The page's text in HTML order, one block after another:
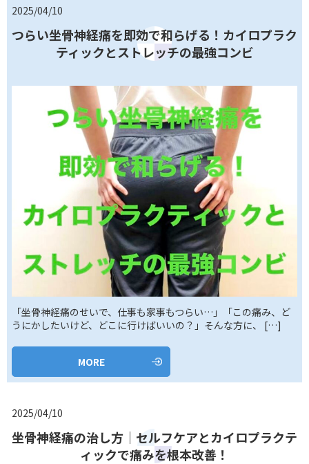
2025/04/10
つらい坐骨神経痛を即効で和らげる！カイロプラク
ティックとストレッチの最強コンビ
「坐骨神経痛のせいで、仕事も家事もつらい…」「この痛み、ど
うにかしたいけど、どこに行けばいいの？」そんな方に、 […]
MORE
2025/04/10
坐骨神経痛の治し方｜セルフケアとカイロプラクテ
ィックで痛みを根本改善！